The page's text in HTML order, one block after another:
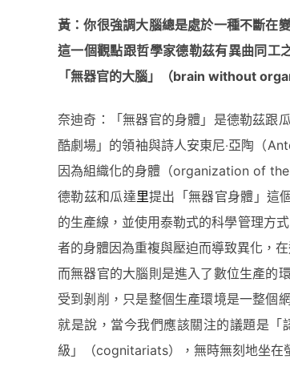
黃：你很強調大腦總是處於一種不斷在
這一個觀點跟哲學家德勒茲有異曲同工
「無器官的大腦」（brain without
奈迪奇：「無器官的身體」是德勒茲跟
酷劇場」的領袖與詩人安東尼‧亞陶（
因為組織化的身體（organization of
德勒茲和瓜達里提出「無器官身體」這
的生產線，並使用泰勒式的科學管理方
者的身體因為重複與壓迫而導致異化，
而無器官的大腦則是進入了數位生產的
受到剝削，只是整個生產環境是一整個
就是說，當今我們應該關注的議題是
級」（cognitariats），無時無刻地坐在